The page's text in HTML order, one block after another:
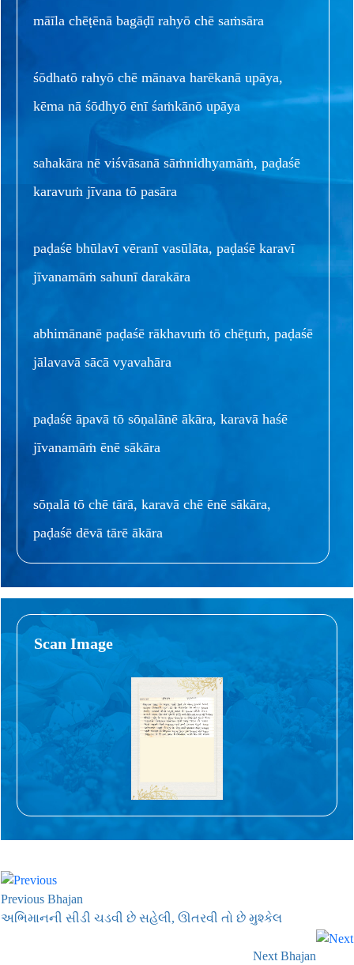
māīla chēṭēnā bagāḍī rahyō chē saṁsāra
śōdhatō rahyō chē mānava harēkanā upāya,
kēma nā śōdhyō ēnī śaṁkānō upāya
sahakāra nē viśvāsanā sāṁnidhyamāṁ, paḍaśē
karavuṁ jīvana tō pasāra
paḍaśē bhūlavī vēranī vasūlāta, paḍaśē karavī
jīvanamāṁ sahunī darakāra
abhimānanē paḍaśē rākhavuṁ tō chēṭuṁ, paḍaśē
jālavavā sācā vyavahāra
paḍaśē āpavā tō sōṇalānē ākāra, karavā haśē
jīvanamāṁ ēnē sākāra
sōṇalā tō chē tārā, karavā chē ēnē sākāra,
paḍaśē dēvā tārē ākāra
Scan Image
Previous Bhajan
અભિમાનની સીડી ચડવી છે સહેલી, ઊતરવી તો છે મુશ્કેલ
Next Bhajan